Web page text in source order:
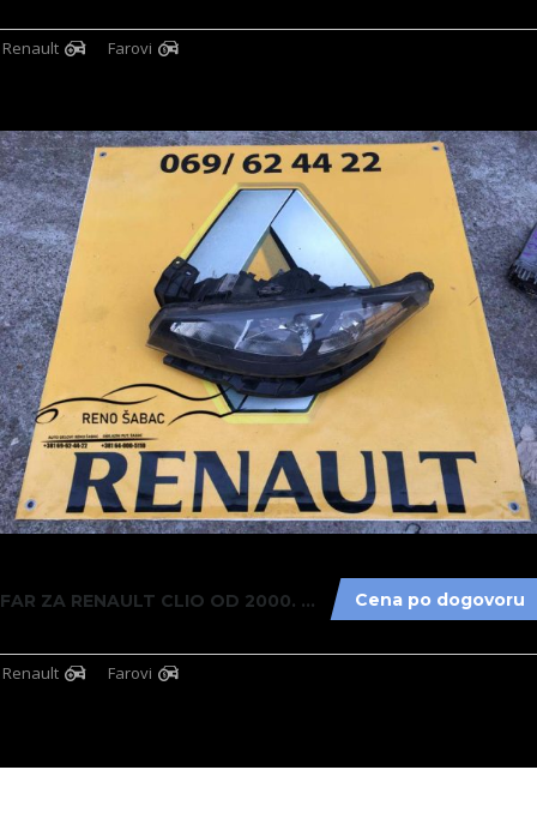
Renault Farovi
Cena po dogovoru
FAR ZA RENAULT CLIO OD 2000. DO 2015. GOD......
Renault Farovi